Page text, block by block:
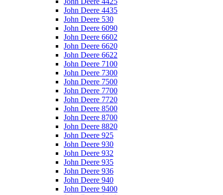
John Deere 4435
John Deere 530
John Deere 6090
John Deere 6602
John Deere 6620
John Deere 6622
John Deere 7100
John Deere 7300
John Deere 7500
John Deere 7700
John Deere 7720
John Deere 8500
John Deere 8700
John Deere 8820
John Deere 925
John Deere 930
John Deere 932
John Deere 935
John Deere 936
John Deere 940
John Deere 9400